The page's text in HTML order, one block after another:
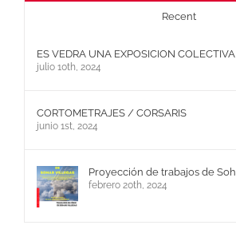
Recent
ES VEDRA UNA EXPOSICION COLECTIVA
julio 10th, 2024
CORTOMETRAJES / CORSARIS
junio 1st, 2024
Proyección de trabajos de
febrero 20th, 2024